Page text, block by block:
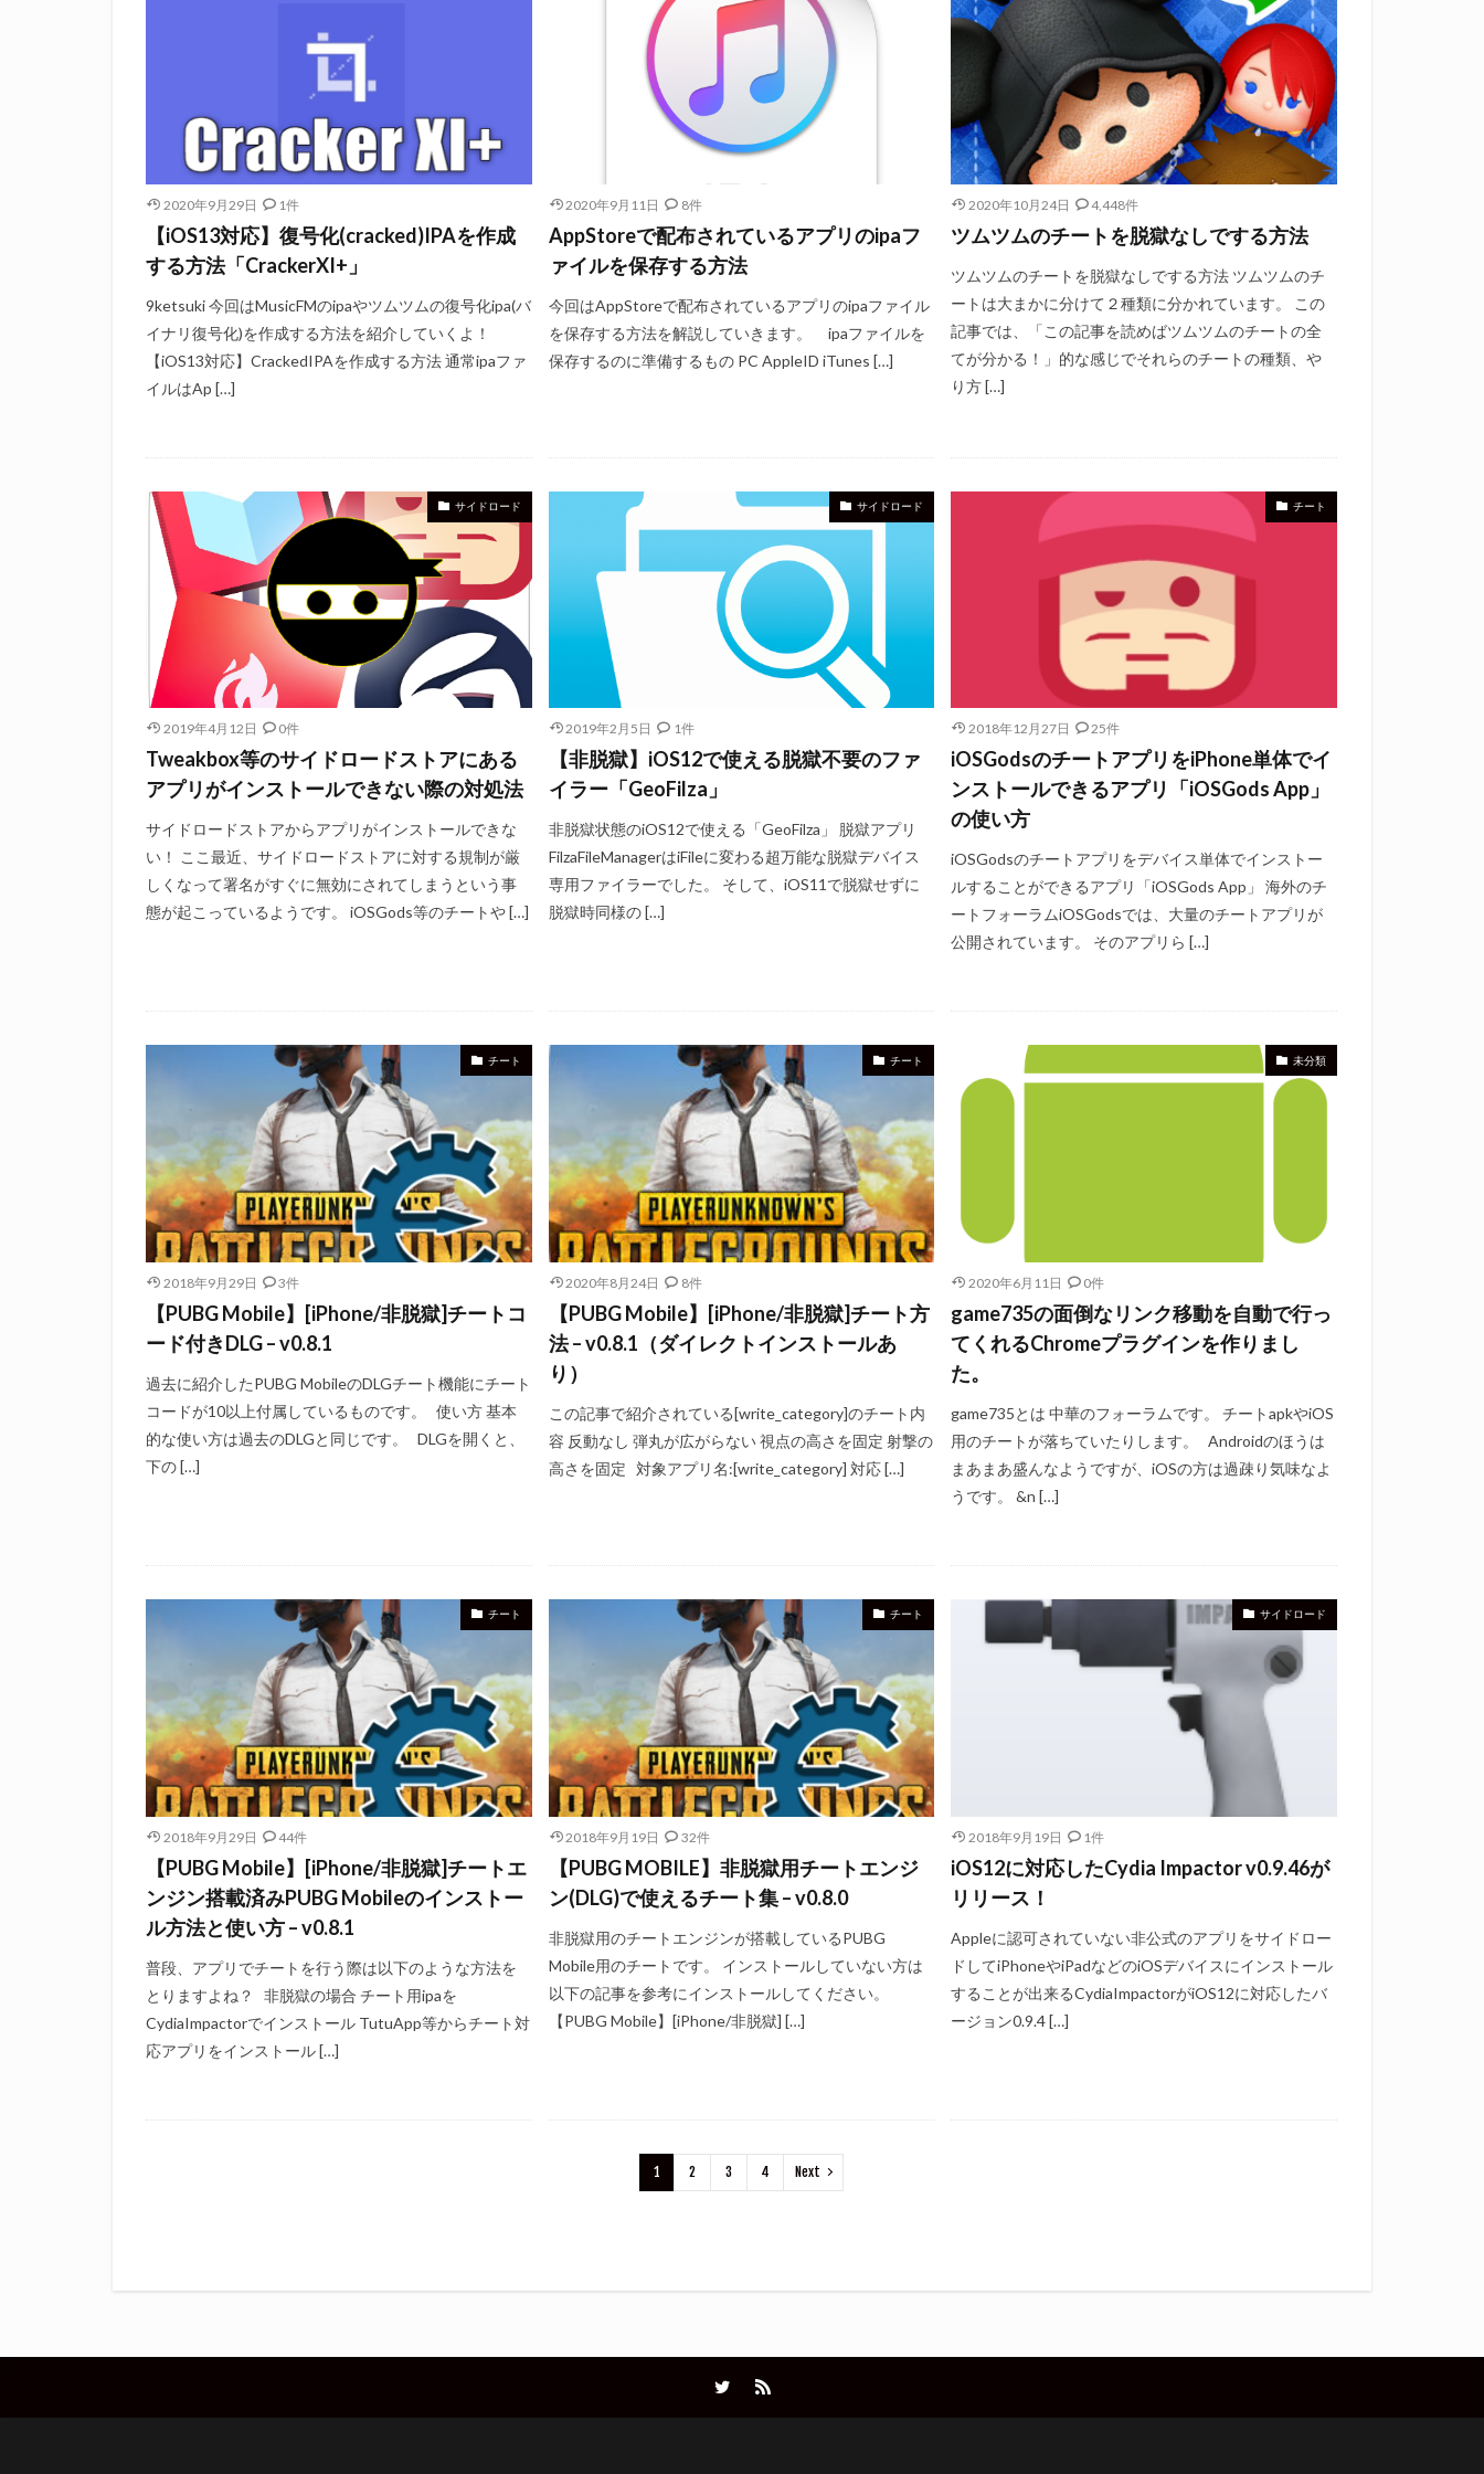
2020年9月29日 1件
【iOS13対応】復号化(cracked)IPAを作成
する方法「CrackerXI+」
9ketsuki 今回はMusicFMのipaやツムツムの復号化ipa(バ
イナリ復号化)を作成する方法を紹介していくよ！
【iOS13対応】CrackedIPAを作成する方法 通常ipaファ
イルはAp […]
2020年9月11日 8件
AppStoreで配布されているアプリのipaフ
ァイルを保存する方法
今回はAppStoreで配布されているアプリのipaファイル
を保存する方法を解説していきます。 ipaファイルを
保存するのに準備するもの PC AppleID iTunes […]
2020年10月24日 4,448件
ツムツムのチートを脱獄なしでする方法
ツムツムのチートを脱獄なしでする方法 ツムツムのチ
ートは大まかに分けて２種類に分かれています。 この
記事では、「この記事を読めばツムツムのチートの全
てが分かる！」的な感じでそれらのチートの種類、や
り方 […]
サイドロード
2019年4月12日 0件
Tweakbox等のサイドロードストアにある
アプリがインストールできない際の対処法
サイドロードストアからアプリがインストールできな
い！ ここ最近、サイドロードストアに対する規制が厳
しくなって署名がすぐに無効にされてしまうという事
態が起こっているようです。 iOSGods等のチートや […]
サイドロード
2019年2月5日 1件
【非脱獄】iOS12で使える脱獄不要のファ
イラー「GeoFilza」
非脱獄状態のiOS12で使える「GeoFilza」 脱獄アプリ
FilzaFileManagerはiFileに変わる超万能な脱獄デバイス
専用ファイラーでした。 そして、iOS11で脱獄せずに
脱獄時同様の […]
チート
2018年12月27日 25件
iOSGodsのチートアプリをiPhone単体でイ
ンストールできるアプリ「iOSGods App」
の使い方
iOSGodsのチートアプリをデバイス単体でインストー
ルすることができるアプリ「iOSGods App」 海外のチ
ートフォーラムiOSGodsでは、大量のチートアプリが
公開されています。 そのアプリら […]
チート
2018年9月29日 3件
【PUBG Mobile】[iPhone/非脱獄]チートコ
ード付きDLG – v0.8.1
過去に紹介したPUBG MobileのDLGチート機能にチート
コードが10以上付属しているものです。 使い方 基本
的な使い方は過去のDLGと同じです。 DLGを開くと、
下の […]
チート
2020年8月24日 8件
【PUBG Mobile】[iPhone/非脱獄]チート方
法 – v0.8.1（ダイレクトインストールあ
り）
この記事で紹介されている[write_category]のチート内
容 反動なし 弾丸が広がらない 視点の高さを固定 射撃の
高さを固定 対象アプリ名:[write_category] 対応 […]
未分類
2020年6月11日 0件
game735の面倒なリンク移動を自動で行っ
てくれるChromeプラグインを作りまし
た。
game735とは 中華のフォーラムです。 チートapkやiOS
用のチートが落ちていたりします。 Androidのほうは
まあまあ盛んなようですが、iOSの方は過疎り気味なよ
うです。 &n […]
チート
2018年9月29日 44件
【PUBG Mobile】[iPhone/非脱獄]チートエ
ンジン搭載済みPUBG Mobileのインストー
ル方法と使い方 – v0.8.1
普段、アプリでチートを行う際は以下のような方法を
とりますよね？ 非脱獄の場合 チート用ipaを
CydiaImpactorでインストール TutuApp等からチート対
応アプリをインストール […]
チート
2018年9月19日 32件
【PUBG MOBILE】非脱獄用チートエンジ
ン(DLG)で使えるチート集 – v0.8.0
非脱獄用のチートエンジンが搭載しているPUBG
Mobile用のチートです。 インストールしていない方は
以下の記事を参考にインストールしてください。
【PUBG Mobile】[iPhone/非脱獄] […]
サイドロード
2018年9月19日 1件
iOS12に対応したCydia Impactor v0.9.46が
リリース！
Appleに認可されていない非公式のアプリをサイドロー
ドしてiPhoneやiPadなどのiOSデバイスにインストール
することが出来るCydiaImpactorがiOS12に対応したバ
ージョン0.9.4 […]
1 2 3 4 Next